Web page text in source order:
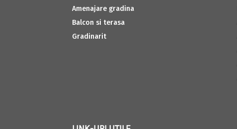
Amenajare gradina
Balcon si terasa
Gradinarit